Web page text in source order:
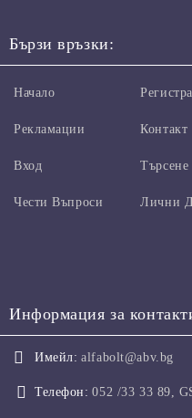
Бързи връзки:
Начало
Рекламации
Вход
Чести Въпроси
Контакт
Търсене
Лични
Информация за
Имейл: alfabolt@abv.bg
Телефон: 052 /33 33 89,